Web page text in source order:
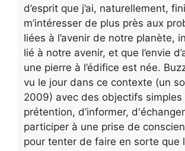
d’esprit que j’ai, naturellement,
m’intéresser de plus près aux
liées à l’avenir de notre planète,
lié à notre avenir, et que l’envie
une pierre à l’édifice est née.
vu le jour dans ce contexte (un
2009) avec des objectifs simples
prétention, d’informer,
participer à une prise de
pour tenter de faire en sorte que